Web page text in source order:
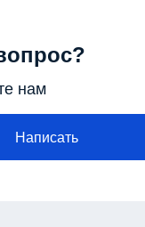
нам
Написать